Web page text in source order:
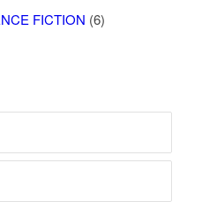
FICTION (6)